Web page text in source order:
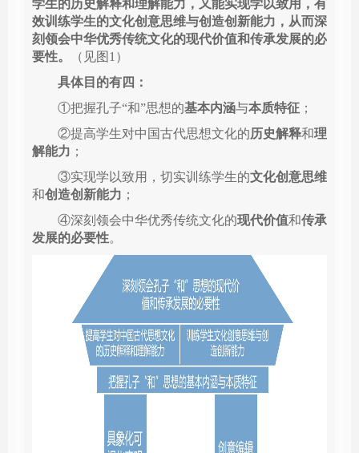
学生的历史解释和理解能力，又能实现学以致用，有
效训练学生的文化创意思维与创造创新能力，从而深
刻领会中华优秀传统文化的现代价值和传承发展的必
要性。
（见图1）
具体目的有四：
①把握孔子“和”思想的基本内涵与本质特征 ；
②提高学生对中国古代思想文化的历史解释和理
解能力 ；
③实现学以致用，切实训练学生的文化创意思维
和创造创新能力 ；
④深刻领会中华优秀传统文化的现代价值和传承
发展的必要性。